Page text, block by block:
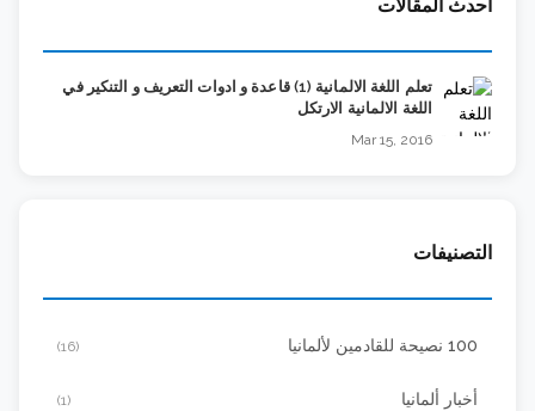
أحدث المقالات
تعلم اللغة الالمانية (1) قاعدة و ادوات التعريف و التنكير في
اللغة الالمانية الارتكل
Mar 15, 2016
التصنيفات
100 نصيحة للقادمين لألمانيا (16)
أخبار ألمانيا (1)